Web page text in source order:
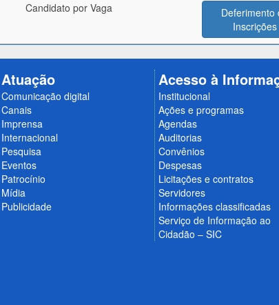
Candidato por Vaga
Deferimento
Inscrições
Atuação
Comunicação digital
Canais
Imprensa
Internacional
Pesquisa
Eventos
Patrocínio
Mídia
Publicidade
Acesso à
Institucional
Ações e programas
Agendas
Auditorias
Convênios
Despesas
Licitações e contratos
Servidores
Informações classificadas
Serviço de Informação ao
Cidadão – SIC